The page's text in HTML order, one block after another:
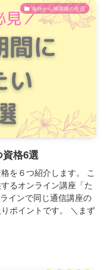
海外から帰国後の生活
格6選
を６つ紹介します。 こ
るオンライン講座「た
インで同じ通信講座の
ポイントです。 ＼まず